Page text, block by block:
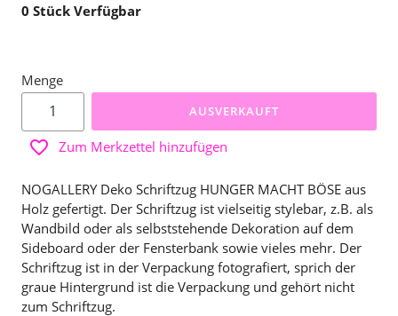
0 Stück Verfügbar
Menge
AUSVERKAUFT
Zum Merkzettel hinzufügen
NOGALLERY Deko Schriftzug HUNGER MACHT BÖSE aus
Holz gefertigt. Der Schriftzug ist vielseitig stylebar, z.B. als
Wandbild oder als selbststehende Dekoration auf dem
Sideboard oder der Fensterbank sowie vieles mehr. Der
Schriftzug ist in der Verpackung fotografiert, sprich der
graue Hintergrund ist die Verpackung und gehört nicht
zum Schriftzug.